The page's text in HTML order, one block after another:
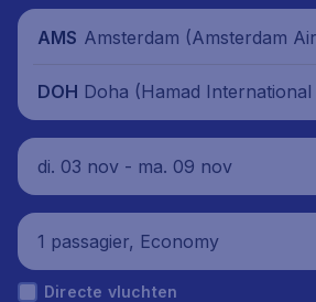
AMS Amsterdam (Amsterdam
DOH Doha (Hamad
ar
di. 03 nov - ma. 09 nov
1 passagier, Economy
Directe vluchten